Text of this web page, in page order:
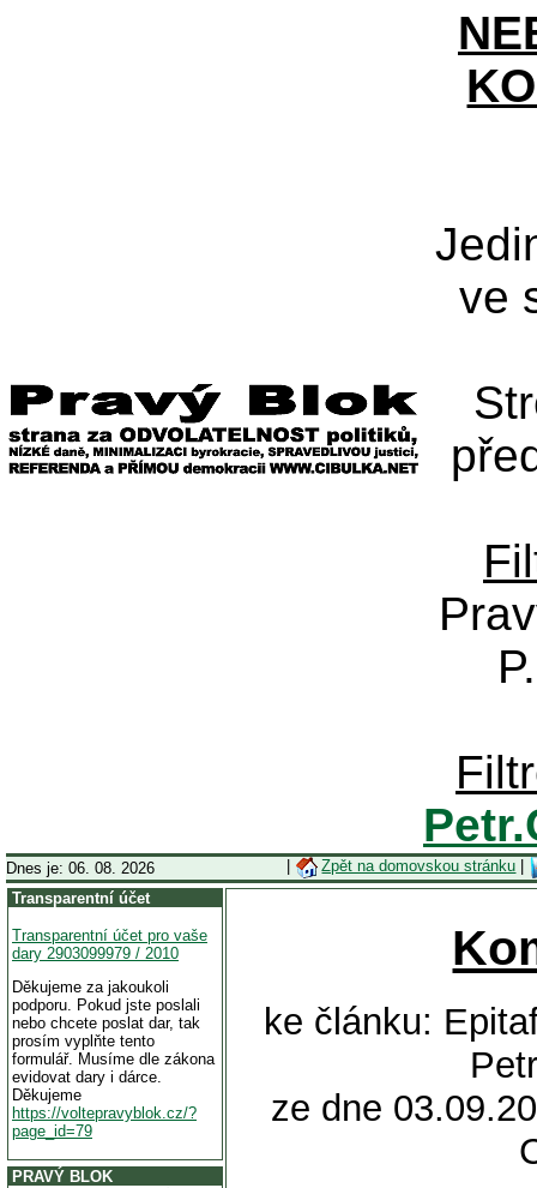
ve
Dnes je: 06. 08. 2026 Zpět na domovskou stránku
Transparentní účet
Transparentní účet pro vaše
dary 2903099979 / 2010
Děkujeme za jakoukoli
podporu. Pokud jste poslali
nebo chcete poslat dar, tak
prosím vyplňte tento
formulář. Musíme dle zákona
evidovat dary i dárce.
Děkujeme
https://voltepravyblok.cz/?
page_id=79
PRAVÝ BLOK
ke článku:
ze dne